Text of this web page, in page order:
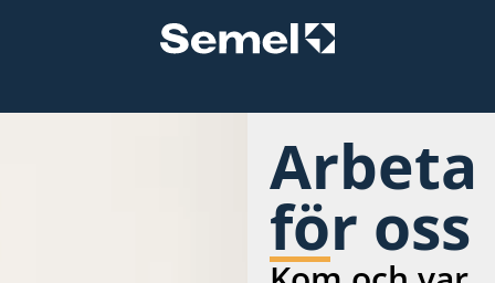
Arbeta
för oss